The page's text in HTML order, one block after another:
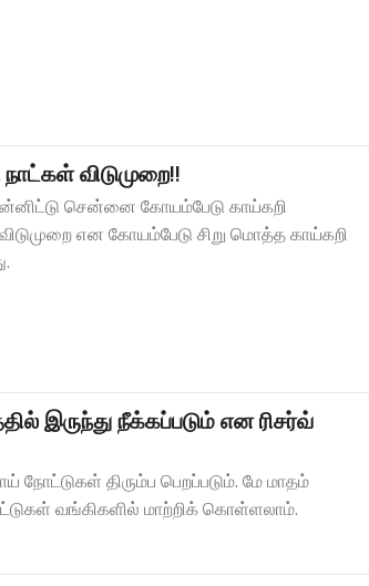
விடுமுறை!!
சென்னை கோயம்பேடு காய்கறி
என கோயம்பேடு சிறு மொத்த காய்கறி
இருந்து நீக்கப்படும் என ரிசர்வ்
நோட்டுகள் திரும்ப பெறப்படும். மே மாதம்
வங்கிகளில் மாற்றிக் கொள்ளலாம்.